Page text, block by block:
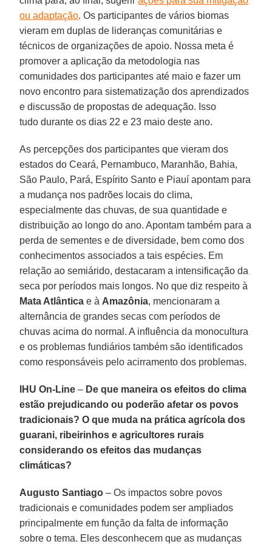
ou adaptação. Os participantes de vários biomas
vieram em duplas de lideranças comunitárias e
técnicos de organizações de apoio. Nossa meta é
promover a aplicação da metodologia nas
comunidades dos participantes até maio e fazer um
novo encontro para sistematização dos aprendizados
e discussão de propostas de adequação. Isso
tudo durante os dias 22 e 23 maio deste ano.
As percepções dos participantes que vieram dos
estados do Ceará, Pernambuco, Maranhão, Bahia,
São Paulo, Pará, Espírito Santo e Piauí apontam para
a mudança nos padrões locais do clima,
especialmente das chuvas, de sua quantidade e
distribuição ao longo do ano. Apontam também para a
perda de sementes e de diversidade, bem como dos
conhecimentos associados a tais espécies. Em
relação ao semiárido, destacaram a intensificação da
seca por períodos mais longos. No que diz respeito à
Mata Atlânticae à Amazônia, mencionaram a
alternância de grandes secas com períodos de
chuvas acima do normal. A influência da monocultura
e os problemas fundiários também são identificados
como responsáveis pelo acirramento dos problemas.
IHU On-Line– De que maneira os efeitos do clima
estão prejudicando ou poderão afetar os povos
tradicionais? O que muda na prática agrícola dos
guarani, ribeirinhos e agricultores rurais
considerando os efeitos das mudanças
climáticas?
Augusto Santiago– Os impactos sobre povos
tradicionais e comunidades podem ser ampliados
principalmente em função da falta de informação
sobre o tema. Eles desconhecem que as mudanças